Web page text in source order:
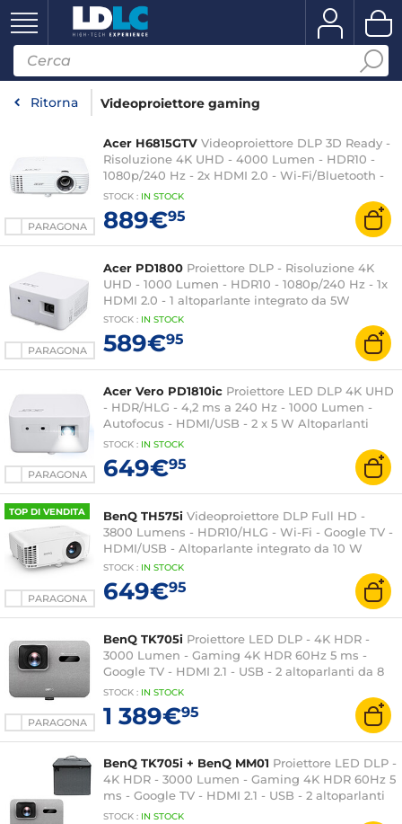
Ritorna Videoproiettore gaming
PARAGONA
Acer H6815GTV Videoproiettore DLP 3D Ready -
Risoluzione 4K UHD - 4000 Lumen - HDR10 -
1080p/240 Hz - 2x HDMI 2.0 - Wi-Fi/Bluetooth -
dongle Google TV - Altoparlante integrato 10 W
STOCK : IN STOCK
889€95
PARAGONA
Acer PD1800 Proiettore DLP - Risoluzione 4K
UHD - 1000 Lumen - HDR10 - 1080p/240 Hz - 1x
HDMI 2.0 - 1 altoparlante integrato da 5W
STOCK : IN STOCK
589€95
PARAGONA
Acer Vero PD1810ic Proiettore LED DLP 4K UHD
- HDR/HLG - 4,2 ms a 240 Hz - 1000 Lumen -
Autofocus - HDMI/USB - 2 x 5 W Altoparlanti
integrati
STOCK : IN STOCK
649€95
TOP DI VENDITA
PARAGONA
BenQ TH575i Videoproiettore DLP Full HD -
3800 Lumens - HDR10/HLG - Wi-Fi - Google TV -
HDMI/USB - Altoparlante integrato da 10 W
STOCK : IN STOCK
649€95
PARAGONA
BenQ TK705i Proiettore LED DLP - 4K HDR -
3000 Lumen - Gaming 4K HDR 60Hz 5 ms -
Google TV - HDMI 2.1 - USB - 2 altoparlanti da 8
Watt
STOCK : IN STOCK
1 389€95
BenQ TK705i + BenQ MM01 Proiettore LED DLP -
4K HDR - 3000 Lumen - Gaming 4K HDR 60Hz 5
ms - Google TV - HDMI 2.1 - USB - 2 altoparlanti
da 8 Watt + custodia per il trasporto
STOCK : IN STOCK